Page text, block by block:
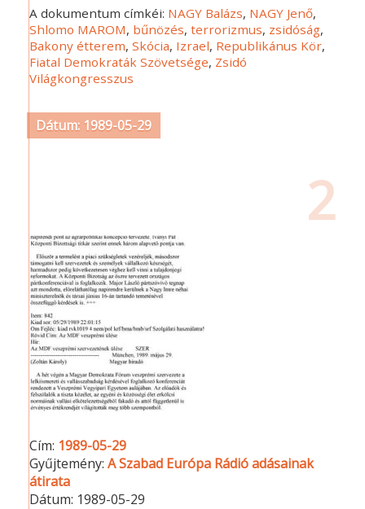
A dokumentum címkéi: NAGY Balázs, NAGY Jenő,
Shlomo MAROM, bűnözés,terrorizmus, zsidóság,
Bakony étterem,Skócia, Izrael, Republikánus Kör,
Fiatal Demokraták Szövetsége, Zsidó
Világkongresszus
Dátum: 1989-05-29
2
Cím: 1989-05-29
Gyűjtemény:A Szabad Európa Rádió adásainak
átirata
Dátum: 1989-05-29